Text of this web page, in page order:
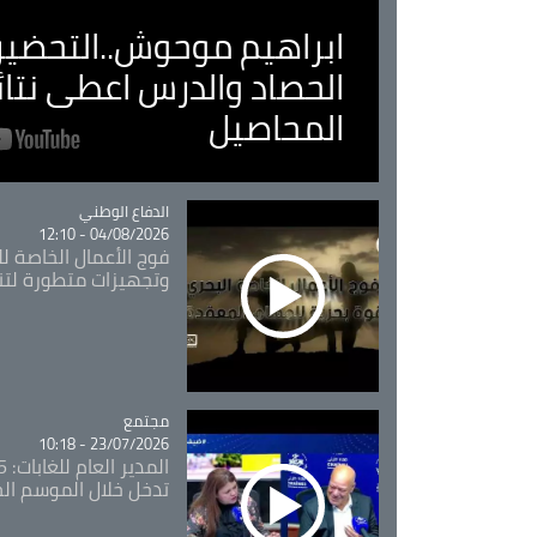
ابراهيم
الحصاد والدرس اعطى
المحاصيل
Catégorie
الدفاع الوطني
04/08/2026 - 12:10
فوج الأعمال الخاصة
وتجهيزات متطورة
Catégorie
مجتمع
23/07/2026 - 10:18
تدخل خلال الموسم